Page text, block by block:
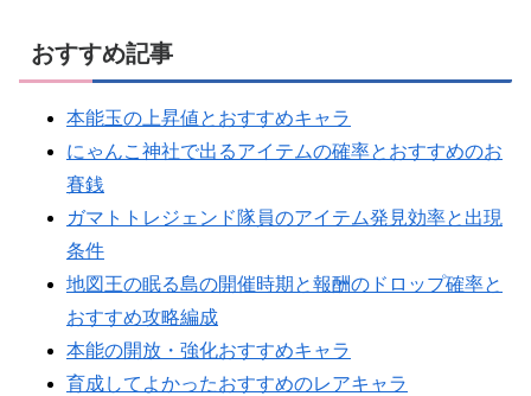
おすすめ記事
本能玉の上昇値とおすすめキャラ
にゃんこ神社で出るアイテムの確率とおすすめのお
賽銭
ガマトトレジェンド隊員のアイテム発見効率と出現
条件
地図王の眠る島の開催時期と報酬のドロップ確率と
おすすめ攻略編成
本能の開放・強化おすすめキャラ
育成してよかったおすすめのレアキャラ